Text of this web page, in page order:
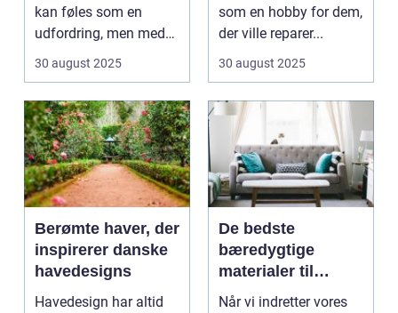
kan føles som en
udfordring, men med
30 august 2025
som en hobby for dem,
der ville reparer...
30 august 2025
Berømte haver, der
inspirerer danske
havedesigns
Havedesign har altid
De bedste
bæredygtige
materialer til
boligindretning
Når vi indretter vores